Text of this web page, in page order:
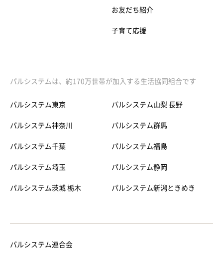
お友だち紹介
子育て応援
パルシステムは、約170万世帯が加入する生活協同組合です
パルシステム東京
パルシステム神奈川
パルシステム千葉
パルシステム埼玉
パルシステム茨城 栃木
パルシステム山梨 長野
パルシステム群馬
パルシステム福島
パルシステム静岡
パルシステム新潟ときめき
パルシステム連合会